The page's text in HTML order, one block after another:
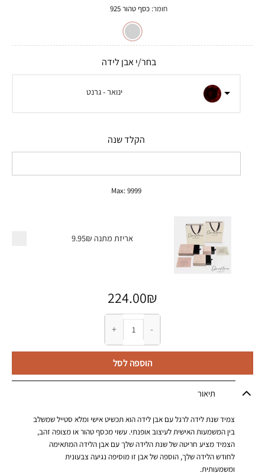
280.00₪. חומר:כסף טהור 925
בחר/י אבן לידה
ינואר - גרנט
הקלד שנה
Max: 9999
אריזת מתנה 9.95₪
224.00₪
כמות של צמיד שנת לידה לרגל עם אבן לידה
הוספה לסל
תיאור
צמיד שנת לידה לרגל עם אבן לידה הוא תכשיט אישי ומלא סטייל שמשלב
בין המשמעות האישית לעיצוב אופנתי. עשוי מכסף טהור או מצופה זהב,
הצמיד מציע חריטה של שנת הלידה שלך עם אבן הלידה המתאימה
לחודש הלידה שלך, הוספה של אבן זו מוסיפה נגיעה צבעונית
ומשמעותית.